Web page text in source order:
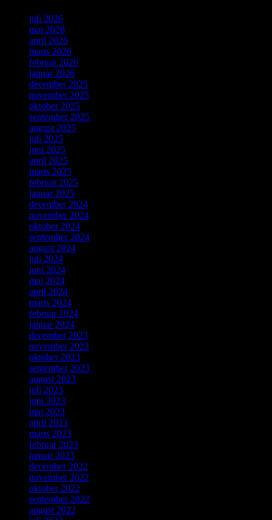
juli 2026
maj 2026
april 2026
marts 2026
februar 2026
januar 2026
december 2025
november 2025
oktober 2025
september 2025
august 2025
juli 2025
juni 2025
april 2025
marts 2025
februar 2025
januar 2025
december 2024
november 2024
oktober 2024
september 2024
august 2024
juli 2024
juni 2024
maj 2024
april 2024
marts 2024
februar 2024
januar 2024
december 2023
november 2023
oktober 2023
september 2023
august 2023
juli 2023
juni 2023
maj 2023
april 2023
marts 2023
februar 2023
januar 2023
december 2022
november 2022
oktober 2022
september 2022
august 2022